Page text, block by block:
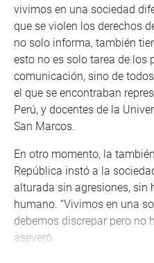
vivimos en una sociedad
que se violen los derechos
no solo informa, también
esto no es solo tarea de los
comunicación, sino de
el que se encontraban
Perú, y docentes de la
San Marcos.
En otro momento, la
República instó a la
alturada sin agresiones, sin
humano. “Vivimos en una
debemos discrepar pero no
aseveró.